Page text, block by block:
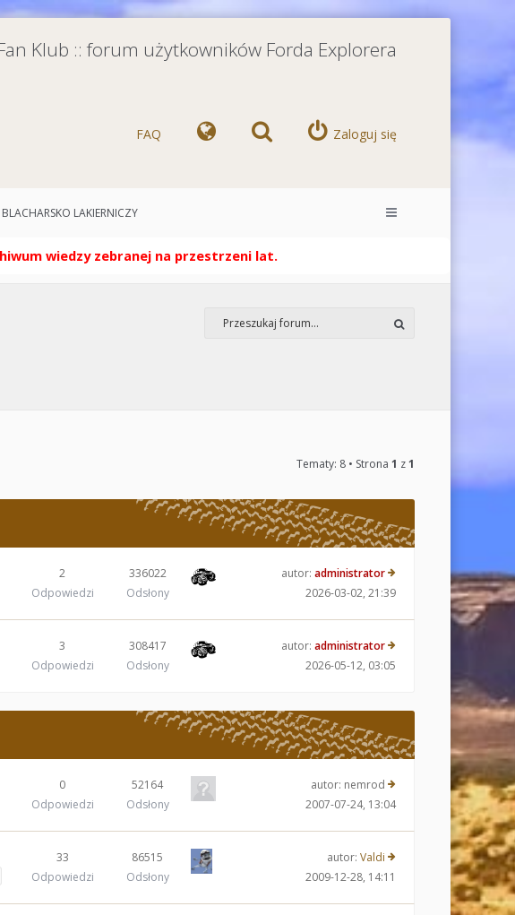
Klub :: forum użytkowników Forda Explorera
FAQ Zaloguj się
LAKIERNICZY
wiedzy zebranej na przestrzeni lat.
Tematy: 8 • Strona 1 z1
2
Odpowiedzi
336022
Odsłony
autor: administrator
2026-03-02, 21:39
3
Odpowiedzi
308417
Odsłony
autor: administrator
2026-05-12, 03:05
0
Odpowiedzi
52164
Odsłony
autor: nemrod
2007-07-24, 13:04
33
Odpowiedzi
86515
Odsłony
autor: Valdi
2009-12-28, 14:11